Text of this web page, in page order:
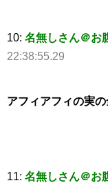
10: 名無しさん＠お
22:38:55.29
アフィアフィの実
11: 名無しさん＠お